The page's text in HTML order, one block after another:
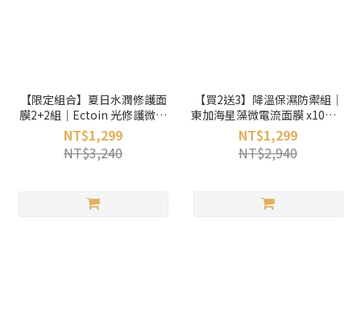
【限定組合】夏日水潤修護面
膜2+2組｜Ectoin 光修護微電
流面膜x5片 + 東加海星藻微電
流面膜x5片 + 送胎盤素面霜
5gx2
NT$1,299
NT$3,240
【買2送3】降溫保濕防禦組｜
東加海星藻微電流面膜 x10片 +
送微生態抗曬露7ml + 冰萃抗老
水凝霜13gx2
NT$1,299
NT$2,940